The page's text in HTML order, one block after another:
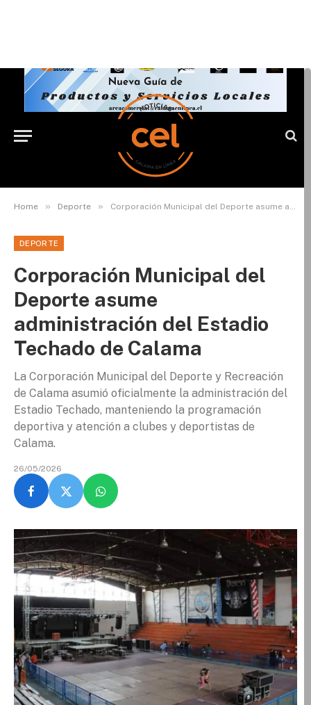
Home » Deporte » Corporación Municipal del Deporte asume administración del Estadio Techado de Calama
DEPORTE
Corporación Municipal del
Deporte asume
administración del Estadio
Techado de Calama
La Corporación Municipal del Deporte y Recreación
de Calama asumió oficialmente la administración del
Estadio Techado, manteniendo la programación
deportiva y atención a clubes y deportistas de
Calama.
26/05/2026